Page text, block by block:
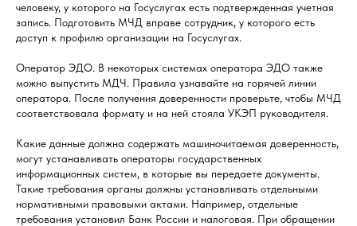
человеку, у которого на Госуслугах есть подтвержденная учетная
запись. Подготовить МЧД вправе сотрудник, у которого есть
доступ к профилю организации на Госуслугах.
Оператор ЭДО. В некоторых системах оператора ЭДО также
можно выпустить МДЧ. Правила узнавайте на горячей линии
оператора. После получения доверенности проверьте, чтобы МЧД
соответствовала формату и на ней стояла УКЭП руководителя.
Какие данные должна содержать машиночитаемая доверенность,
могут устанавливать операторы государственных
информационных систем, в которые вы передаете документы.
Такие требования органы должны устанавливать отдельными
нормативными правовыми актами. Например, отдельные
требования установил Банк России и налоговая. При обращении